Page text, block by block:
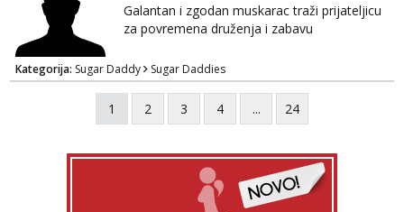
Galantan i zgodan muskarac traži prijateljicu
za povremena druženja i zabavu
Kategorija: Sugar Daddy Sugar Daddies
1 2 3 4 ... 24